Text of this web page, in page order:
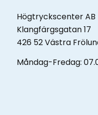
Högtryckscenter AB
Klangfärgsgatan 17
426 52 Västra
Måndag-Fredag: